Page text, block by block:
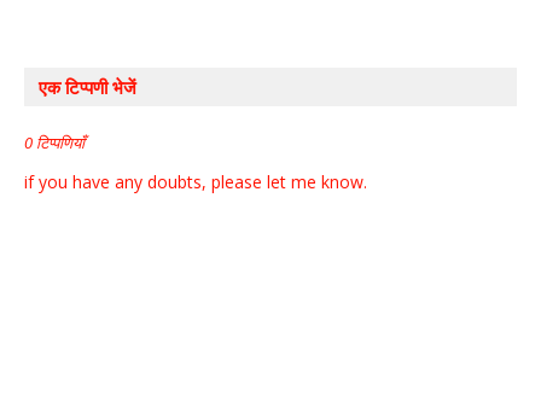
एक टिप्पणी भेजें
0 टिप्पणियाँ
if you have any doubts, please let me know.